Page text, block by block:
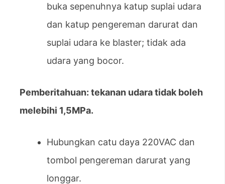
buka sepenuhnya katup suplai udara
dan katup pengereman darurat dan
suplai udara ke blaster; tidak ada
udara yang bocor.
Pemberitahuan: tekanan udara tidak boleh
melebihi 1,5MPa.
Hubungkan catu daya 220VAC dan
tombol pengereman darurat yang
longgar.